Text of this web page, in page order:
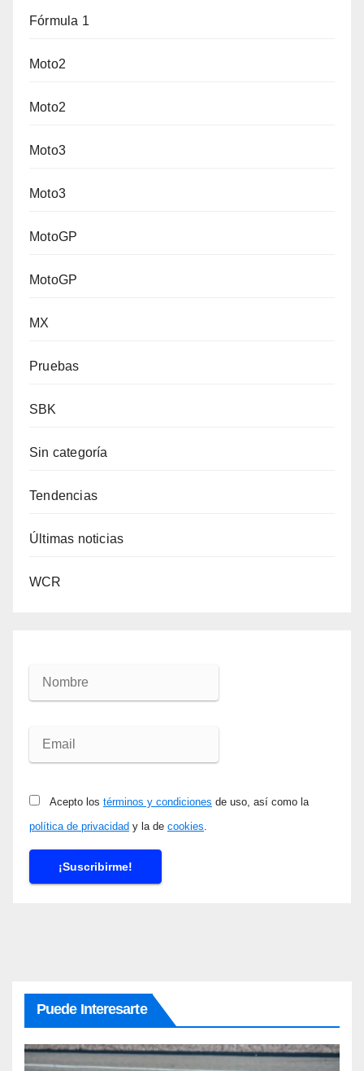
Fórmula 1
Moto2
Moto2
Moto3
Moto3
MotoGP
MotoGP
MX
Pruebas
SBK
Sin categoría
Tendencias
Últimas noticias
WCR
Acepto los términos y condiciones de uso, así como la
política de privacidad y la de cookies
Puede Interesarte